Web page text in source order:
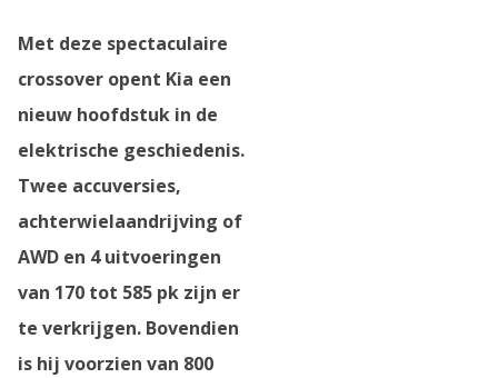
Met deze spectaculaire
crossover opent Kia een
nieuw hoofdstuk in de
elektrische geschiedenis.
Twee accuversies,
achterwielaandrijving of
AWD en 4 uitvoeringen
van 170 tot 585 pk zijn er
te verkrijgen. Bovendien
is hij voorzien van 800